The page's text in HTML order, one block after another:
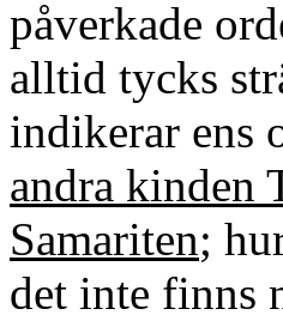
påverkade
alltid tycks
indikerar ens
andra kinden
Samariten;
det inte finns